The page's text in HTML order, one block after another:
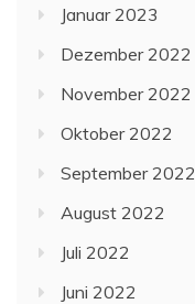
Januar 2023
Dezember 2022
November 2022
Oktober 2022
September 2022
August 2022
Juli 2022
Juni 2022